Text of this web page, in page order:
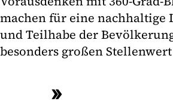
machen für eine nachhaltige
und Teilhabe der
besonders großen